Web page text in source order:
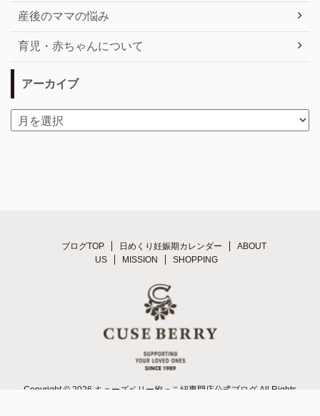
産後のママの悩み
育児・赤ちゃんについて
アーカイブ
ブログTOP 日めくり妊娠期カレンダー
ABOUT
US
MISSION SHOPPING
Copyright © 2026 キューズベリー抱っこ紐専門店公式ブログ All Rights